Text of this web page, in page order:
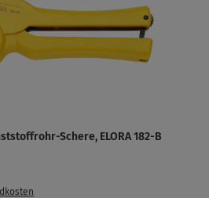
Schere, ELORA 182-B